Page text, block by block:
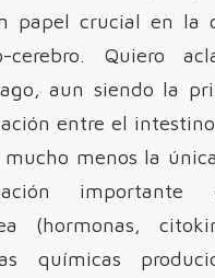
papel crucial en la
cerebro. Quiero
aun siendo la
entre el
menos la
(hormonas,
químicas